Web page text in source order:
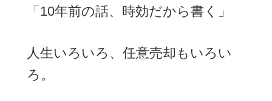
「10年前の話、時効だから書く」
人生いろいろ、任意売却もいろい
ろ。